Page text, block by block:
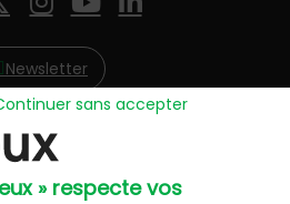
» respecte vos
sans accepter
(Twitter)
Instagram
YouTube
LinkedIn
Newsletter
de Ville
- 92220 Bagneux
42 31 60 00